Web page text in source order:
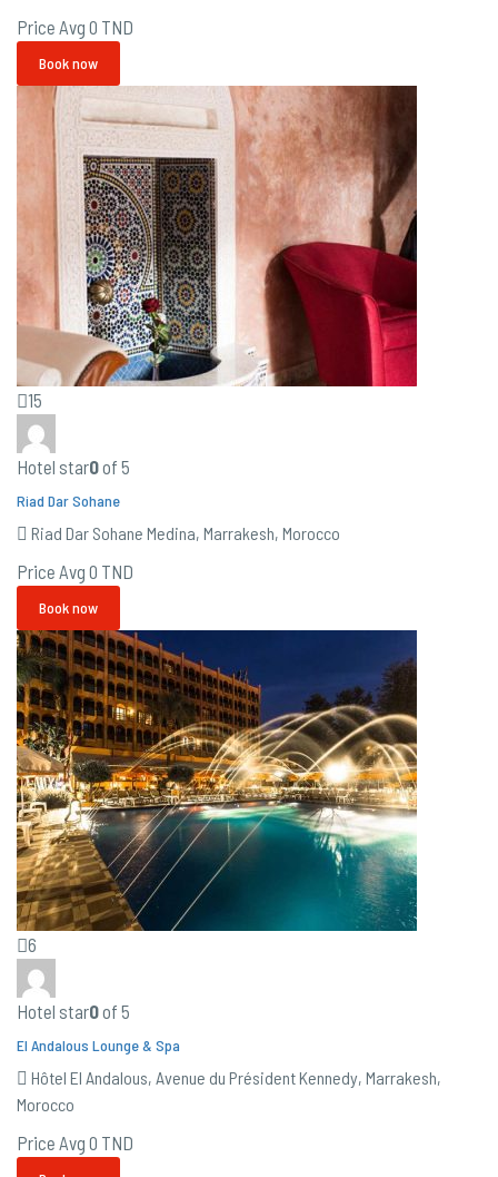
Price Avg 0 TND
Book now
15
Hotel star0of 5
Riad Dar Sohane
Riad Dar Sohane Medina, Marrakesh, Morocco
Price Avg 0 TND
Book now
6
Hotel star0of 5
El Andalous Lounge & Spa
Hôtel El Andalous, Avenue du Président Kennedy, Marrakesh,
Morocco
Price Avg 0 TND